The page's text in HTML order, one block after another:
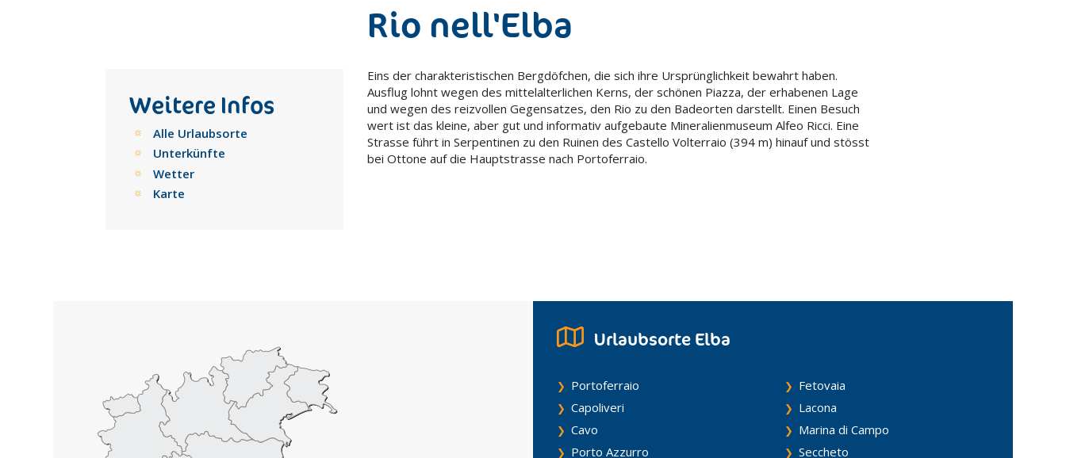
Rio nell'Elba
Eins der charakteristischen Bergdöfchen, die sich ihre Ursprünglichkeit bewahrt haben.
Ausflug lohnt wegen des mittelalterlichen Kerns, der schönen Piazza, der erhabenen Lage
und wegen des reizvollen Gegensatzes, den Rio zu den Badeorten darstellt. Einen Besuch
wert ist das kleine, aber gut und informativ aufgebaute Mineralienmuseum Alfeo Ricci. Eine
Strasse führt in Serpentinen zu den Ruinen des Castello Volterraio (394 m) hinauf und stösst
bei Ottone auf die Hauptstrasse nach Portoferraio.
Weitere Infos
Alle Urlaubsorte
Unterkünfte
Wetter
Karte
Urlaubsorte Elba
Portoferraio
Capoliveri
Cavo
Porto Azzurro
Fetovaia
Lacona
Marina di Campo
Seccheto